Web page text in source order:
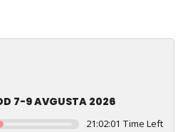
7-9 AVGUSTA 2026
21:02:01 Time Left